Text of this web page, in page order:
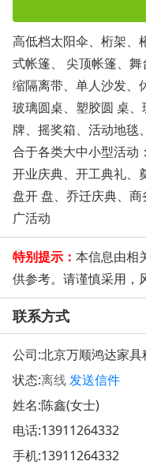
高低档太阳伞、桁架、
式帐篷、 尖顶帐篷、
缩隔离带、单人沙发、
玻璃圆桌、塑胶圆 桌
牌、摇奖箱、活动地毯
合于各类大中小型活动
开业庆典、开工典礼、
盘开 盘、乔迁庆典、
广活动
特别提示： 本信息由相
供参考。请谨慎采用，
联系方式
公司:北京万顺鸿达家具
状态:离线发送信件
姓名:陈鑫(女士)
电话:13911264332
手机:13911264332